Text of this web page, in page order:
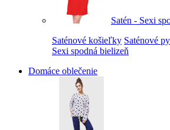
Satén - Sexi
Saténové košieľky Saténové
Sexi spodná bielizeň
Domáce oblečenie